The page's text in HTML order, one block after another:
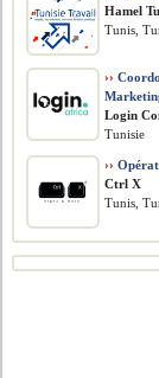
Hamel
Tunis,
››
Login
Tunisie
››
Ctrl X
Tunis,